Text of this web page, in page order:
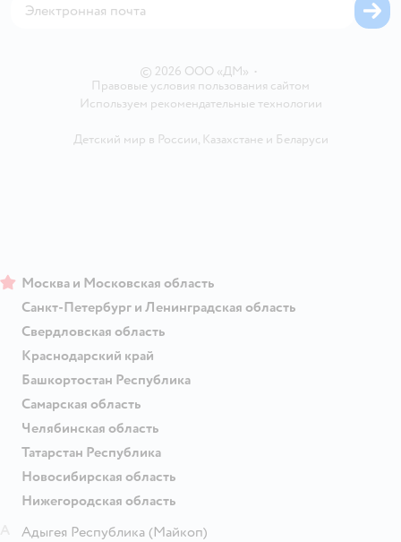
© 2026 ООО «ДМ» •
Правовые условия пользования сайтом
Используем рекомендательные технологии
Детский мир в России, Казахстанеи Беларуси
Москва и Московская область
Санкт-Петербург и Ленинградская область
Свердловская область
Краснодарский край
Башкортостан Республика
Самарская область
Челябинская область
Татарстан Республика
Новосибирская область
Нижегородская область
Адыгея Республика (Майкоп)